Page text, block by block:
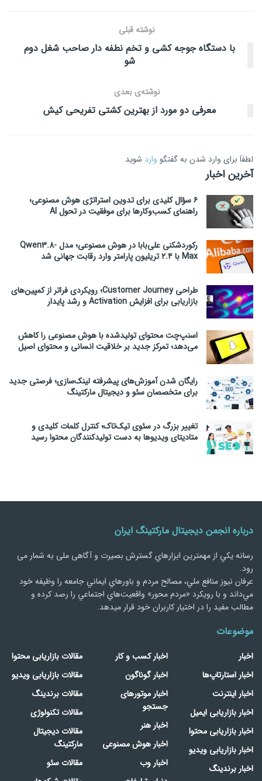
نوشته قبلی
با دستگاه جوجه کشی و تخم نطفه دار صاحب شغل دوم
شو
نوشته‌ی بعدی
معرفی دو مورد از بهترین کشتی تفریحی کیش
لطفاَ برای وارد شدن به گفتگو وارد شوید
آخرین اخبار
۶ سؤال کلیدی برای تدوین استراتژی هوش مصنوعی؛
راهنمای کسب‌وکارها برای موفقیت در تحول AI
رکوردشکنی علی‌بابا در هوش مصنوعی؛ مدل Qwen3.8-
Max با ۲.۴ تریلیون پارامتر وارد رقابت جهانی شد
طراحی Customer Journey؛ رویکردی فراتر از کمپین‌های
بازاریابی برای افزایش Activation و رشد پایدار
اسنپ‌چت محتوای تولیدشده با هوش مصنوعی را کاهش
می‌دهد؛ تمرکز جدید بر خلاقیت انسانی و محتوای اصیل
رایگان شدن آموزش‌های پیشرفته لینک‌سازی؛ فرصتی جدید
برای متخصصان سئو و دیجیتال مارکتینگ
تغییر بزرگ در سئوی تیک‌تاک؛ کنترل کلمات کلیدی و
متادیتای ویدیوها به دست تولیدکنندگان محتوا رسید
درباره انجمن دیجیتال مارکتینگ ایران
رسانه يكي از مهمترین ابزارهاي گسترش بصیرت و آگاهی ملی به شمار می
رود.
عرفان نیوز منافع ملي، مصالح مردم و باورهاي ايماني جامعه را وظيفه خود
مي‌داند و با رويكرد «مردم‌ محور» واقعيت‌هاي اجتماعي را رصد کرده و
مطالب مفید را در اختیار کاربران خود قرار میدهد.
موضوعات
اخبار
اخبار استارتاپ‌ها
اخبار اینترنت
اخبار بازاریابی ایمیل
اخبار بازاریابی محتوا
اخبار بازاریابی ویدیو
اخبار برندینگ
اخبار کسب و کار
اخبار گوناگون
اخبار موتورهای
جستجو
اخبار هنر
اخبار هوش مصنوعی
اخبار وب
مقالات بازاریابی محتوا
مقالات بازاریابی ویدیو
مقالات برندینگ
مقالات تکنولوژی
مقالات دیجیتال
مارکتینگ
مقالات سئو